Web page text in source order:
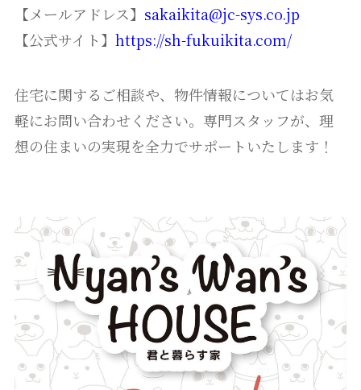
【メールアドレス】 sakaikita@jc-sys.co.jp
【公式サイト】 https://sh-fukuikita.com/
住宅に関するご相談や、物件情報についてはお気
軽にお問い合わせください。専門スタッフが、理
想の住まいの実現を全力でサポートいたします！